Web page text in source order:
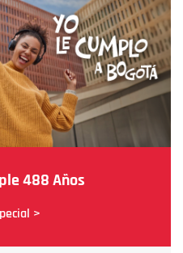
488 Años
>